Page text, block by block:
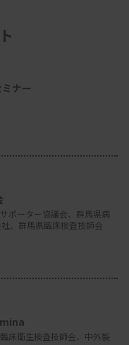
ナー
ポーター協議会、群馬県病
、群馬県臨床検査技師会
床衛生検査技師会、中外製